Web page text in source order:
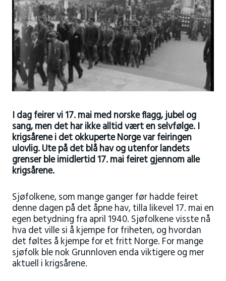
I dag feirer vi 17. mai med norske flagg, jubel og
sang, men det har ikke alltid vært en selvfølge. I
krigsårene i det okkuperte Norge var feiringen
ulovlig. Ute på det blå hav og utenfor landets
grenser ble imidlertid 17. mai feiret gjennom alle
krigsårene.
Sjøfolkene, som mange ganger før hadde feiret
denne dagen på det åpne hav, tilla likevel 17. mai en
egen betydning fra april 1940. Sjøfolkene visste nå
hva det ville si å kjempe for friheten, og hvordan
det føltes å kjempe for et fritt Norge. For mange
sjøfolk ble nok Grunnloven enda viktigere og mer
aktuell i krigsårene.